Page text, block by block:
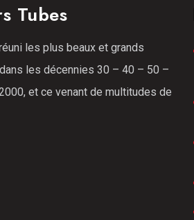
Tubes
les plus beaux et grands
les décennies 30 – 40 – 50 –
et ce venant de multitudes de